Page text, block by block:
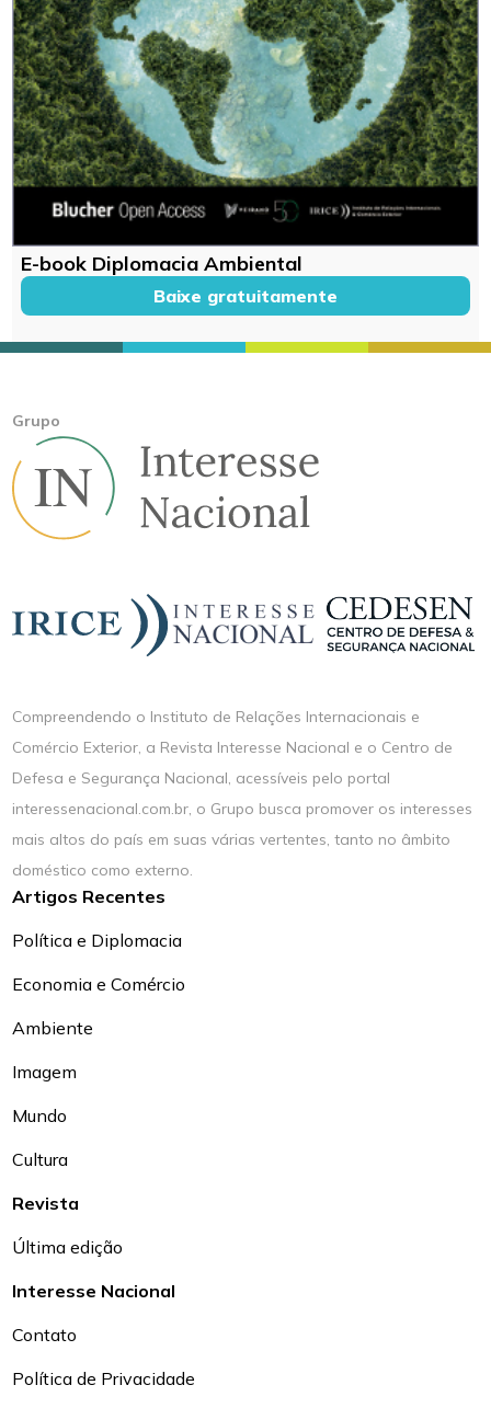
E-book Diplomacia Ambiental
Baixe gratuitamente
Grupo
Compreendendo o Instituto de Relações Internacionais e
Comércio Exterior, a Revista Interesse Nacional e o Centro de
Defesa e Segurança Nacional, acessíveis pelo portal
interessenacional.com.br, o Grupo busca promover os interesses
mais altos do país em suas várias vertentes, tanto no âmbito
doméstico como externo.
Artigos Recentes
Política e Diplomacia
Economia e Comércio
Ambiente
Imagem
Mundo
Cultura
Revista
Última edição
Interesse Nacional
Contato
Política de Privacidade